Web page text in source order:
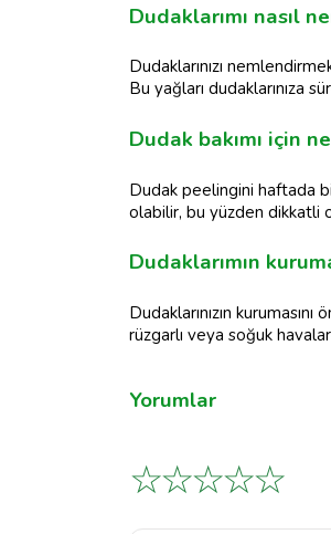
Dudaklarımı nasıl
Dudaklarınızı
Bu yağları dudaklarınıza
Dudak bakımı için
Dudak peelingini haftada
olabilir, bu yüzden dikkatli
Dudaklarımın
Dudaklarınızın
rüzgarlı veya soğuk
Yorumlar
☆
☆
☆
☆
☆